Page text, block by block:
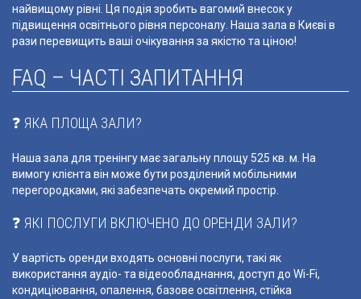
найвищому рівні. Ця подія зробить вагомий внесок у
підвищення освітнього рівня персоналу. Наша зала в Києві в
рази перевищить ваші очікування за якістю та ціною!
FAQ – ЧАСТІ ЗАПИТАННЯ
❓ ЯКА ПЛОЩА ЗАЛИ?
Наша зала для тренінгу має загальну площу 525 кв. м. На
вимогу клієнта він може бути розділений мобільними
перегородками, які забезпечать окремий простір.
❓ ЯКІ ПОСЛУГИ ВКЛЮЧЕНО ДО ОРЕНДИ ЗАЛИ?
У вартість оренди входять основні послуги, такі як
використання аудіо- та відеообладнання, доступ до Wi-Fi,
кондиціювання, опалення, базове освітлення, стійка